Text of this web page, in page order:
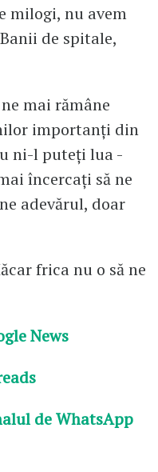
milogi, nu avem
de spitale,
mai rămâne
importanți din
ni-l puteți lua -
încercați să ne
adevărul, doar
frica nu o să ne
News
de WhatsApp